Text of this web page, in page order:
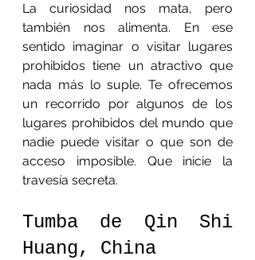
La curiosidad nos mata, pero
también nos alimenta. En ese
sentido imaginar o visitar lugares
prohibidos tiene un atractivo que
nada más lo suple. Te ofrecemos
un recorrido por algunos de los
lugares prohibidos del mundo que
nadie puede visitar o que son de
acceso imposible. Que inicie la
travesía secreta.
Tumba de Qin Shi
Huang, China